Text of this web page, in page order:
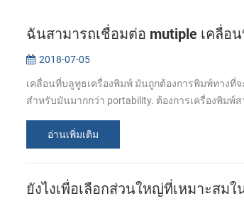
ฉันสามารถเชื่อมต่อ mutiple เคลื่อ
2018-07-05
เคลื่อนที่บลูทูธเครื่องพิมพ์ มันถูกต้องการพิมพ์ทาง
สำหรับมันมากกว่า portability. ต้องการเครื่องพิมพ์ส
อ่านเพิ่มเติม
ยังไงเพื่อเลือกส่วนใหญ่ที่เหมาะสม